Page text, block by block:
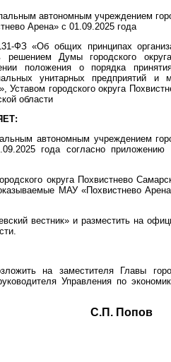
автономным учреждением
Арена» с 01.09.2025 года
ФЗ «Об общих принципах
решением Думы городского
положения о порядка
унитарных предприятий и
Уставом городского округа
области
автономным учреждением
года согласно
округа Похвистнево
МАУ «Похвистнево
вестник» и разместить на
на заместителя Главы
Управления по
С.П. Попов